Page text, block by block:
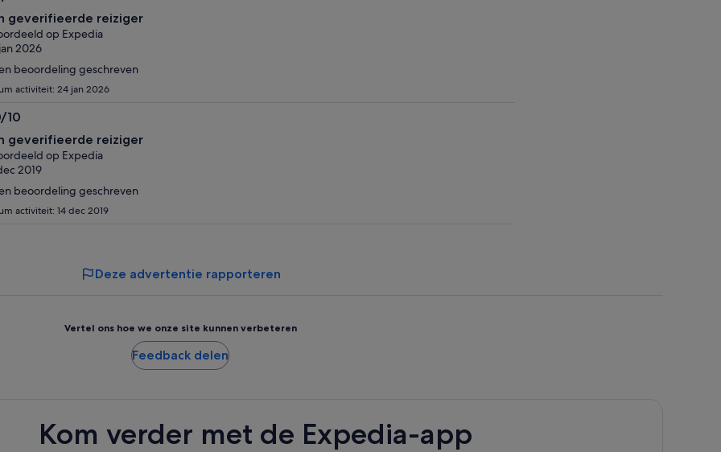
geverifieerde reiziger
op Expedia
2026
beoordeling geschreven
activiteit: 24 jan 2026
10
geverifieerde reiziger
op Expedia
2019
beoordeling geschreven
activiteit: 14 dec 2019
Deze advertentie rapporteren
Vertel ons hoe we onze site kunnen verbeteren
Feedback delen
Kom verder met de Expedia-app